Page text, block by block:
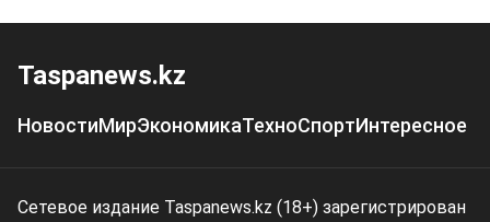
Taspanews.kz
НовостиМирЭкономикаТехноСпортИнтересное
Сетевое издание Taspanews.kz (18+) зарегистрирован